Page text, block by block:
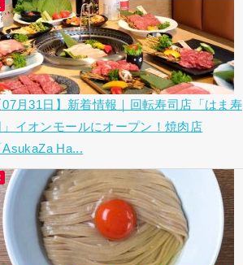
07月31日】新着情報｜回転寿司店「はま寿
」イオンモールにオープン！焼肉店
AsukaZa Ha...